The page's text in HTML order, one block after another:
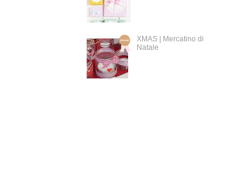
XMAS | Mercatino di
Natale